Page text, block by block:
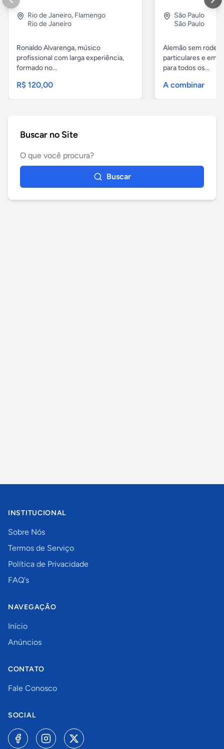
Rio de Janeiro, Flamengo
Rio de Janeiro
Ronaldo Alvarenga, músico
profissional com larga experiência,
formado no...
R$ 120,00
São Paulo
São Paulo
Alemão sem
particulares e em
para todos os...
A combinar
Buscar no Site
Buscar
INSTITUCIONAL
Sobre Nós
Termos de Serviço
Política de Privacidade
FAQ's
NAVEGAÇÃO
Início
Anúncios
CONTATO
Fale Conosco
SOCIAL